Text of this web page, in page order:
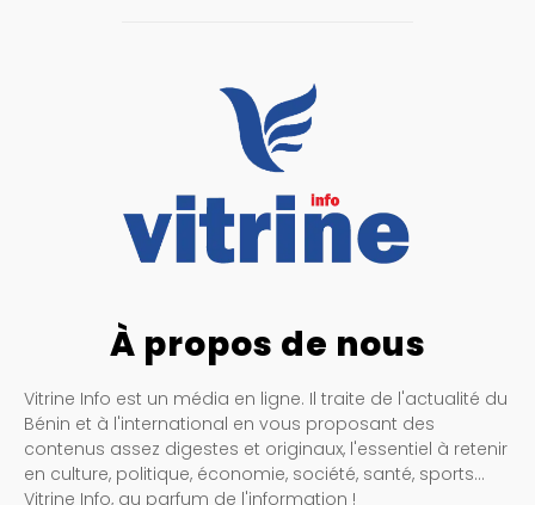
À propos de nous
Vitrine Info est un média en ligne. Il traite de l'actualité du
Bénin et à l'international en vous proposant des
contenus assez digestes et originaux, l'essentiel à retenir
en culture, politique, économie, société, santé, sports…
Vitrine Info, au parfum de l'information !